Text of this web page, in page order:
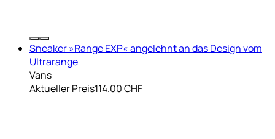
Sneaker »Range EXP« angelehnt an das Design vom
Ultrarange
Vans
Aktueller Preis114.00 CHF